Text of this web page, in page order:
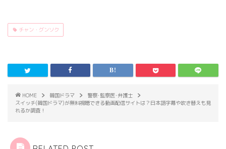
チャン・グンソク
HOME 韓国ドラマ
警察･監察医･弁護士
スイッチ(韓国ドラマ)が無料視聴できる動画配信サイトは？日本語字幕や吹き替えも見
れるか調査！